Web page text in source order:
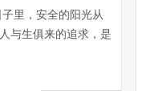
里，安全的阳光从
与生俱来的追求，是